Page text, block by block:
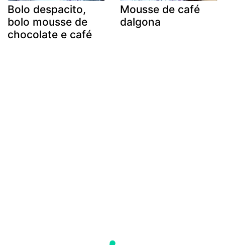
Bolo despacito,
bolo mousse de
chocolate e café
Mousse de café
dalgona